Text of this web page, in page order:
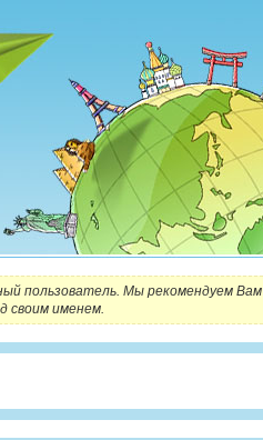
пользователь. Мы рекомендуем Вам
своим именем.